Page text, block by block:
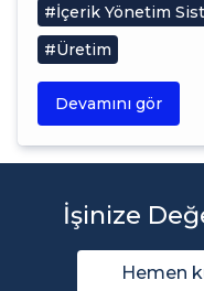
#İçerik Yönetim
#Üretim
Devamını gör
İşinize
Hemen